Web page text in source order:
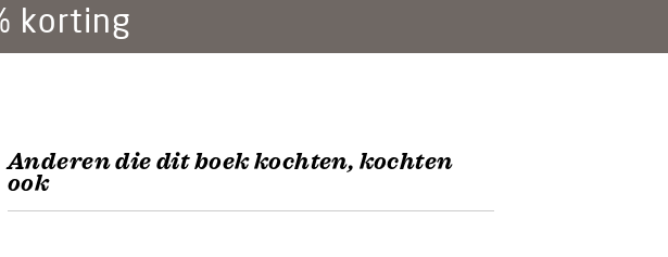
korting
Anderen die dit boek kochten, kochten
ook